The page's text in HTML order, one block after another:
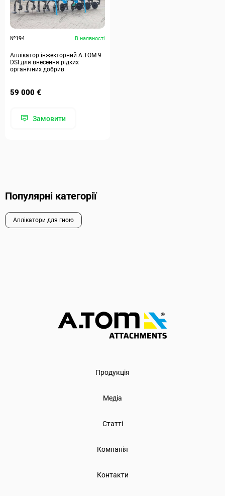
№194 В наявності
Аплікатор інжекторний А.ТОМ 9
DSI для внесення рідких
органічних добрив
59 000 €
Замовити
Популярні категорії
Аплікатори для гною
Продукція
Медіа
Статті
Компанія
Контакти